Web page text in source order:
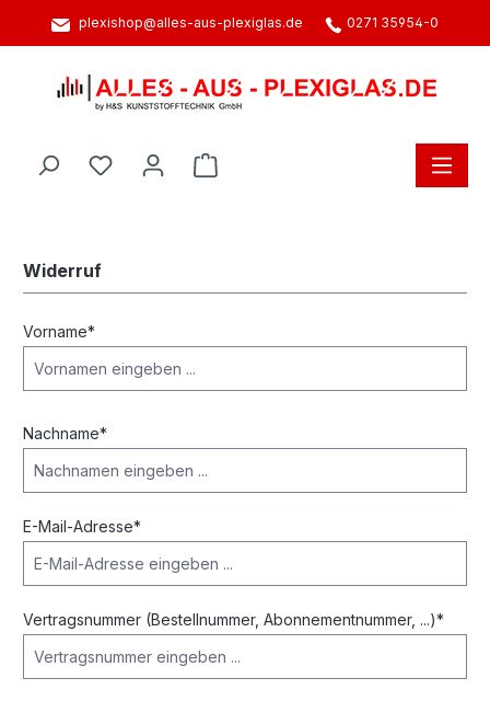
springenplexishop@alles-aus-plexiglas.de 0271 35954-0
Warenkorb enthält 0 Positionen.
Widerruf
Vorname*
Nachname*
E-Mail-Adresse*
Vertragsnummer (Bestellnummer, Abonnementnummer, ...)*